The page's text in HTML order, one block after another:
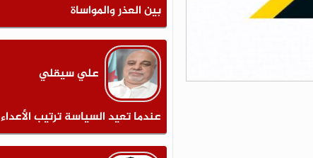
بين العذر والمواساة
علي سيقلي
عندما تعيد السياسة ترتيب الأعداء